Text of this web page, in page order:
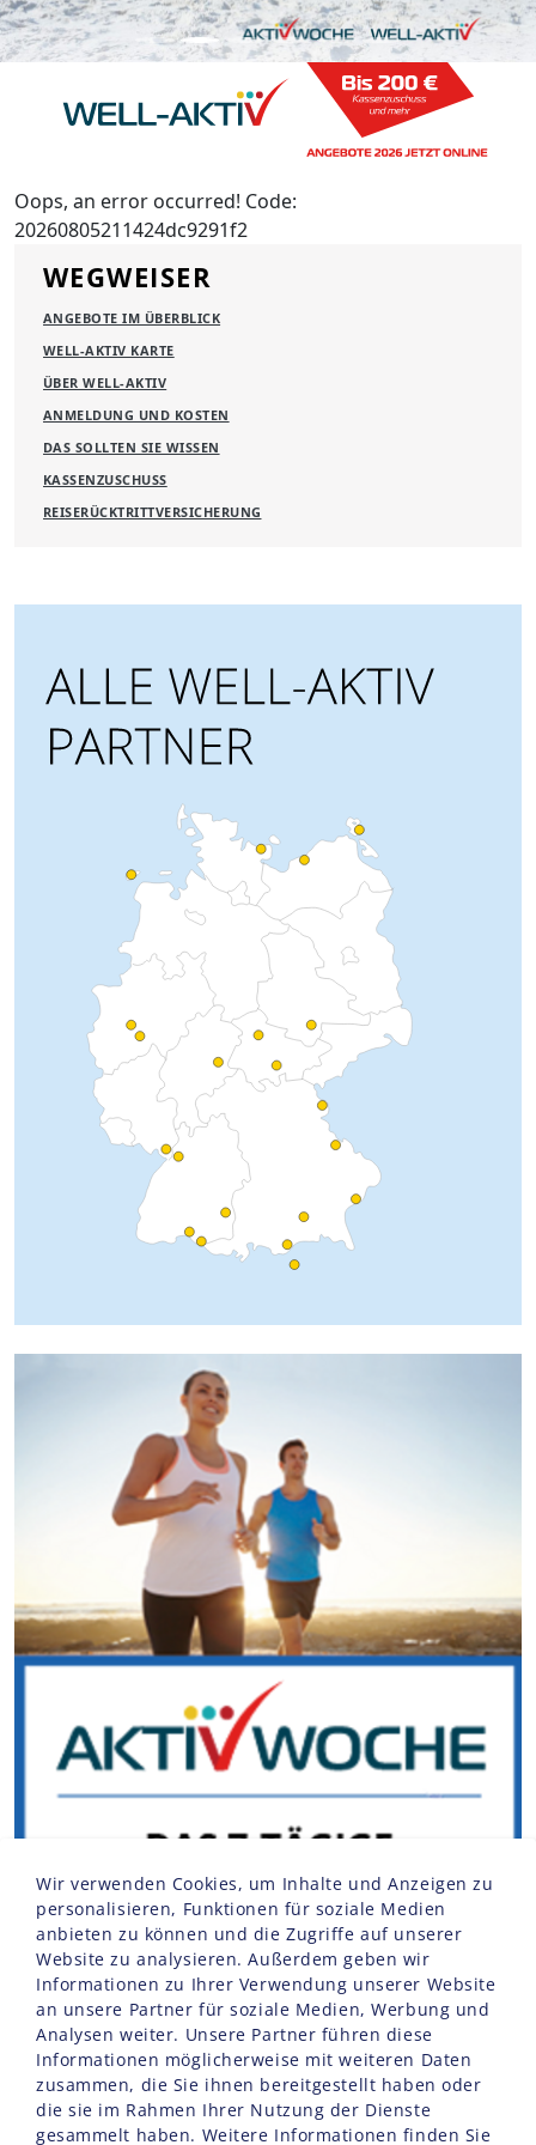
Oops, an error occurred! Code:
20260805211424dc9291f2
WEGWEISER
ANGEBOTE IM ÜBERBLICK
WELL-AKTIV KARTE
ÜBER WELL-AKTIV
ANMELDUNG UND KOSTEN
DAS SOLLTEN SIE WISSEN
KASSENZUSCHUSS
REISERÜCKTRITTVERSICHERUNG
Wir verwenden Cookies, um Inhalte und Anzeigen zu
personalisieren, Funktionen für soziale Medien
anbieten zu können und die Zugriffe auf unserer
Website zu analysieren. Außerdem geben wir
Informationen zu Ihrer Verwendung unserer Website
an unsere Partner für soziale Medien, Werbung und
Analysen weiter. Unsere Partner führen diese
Informationen möglicherweise mit weiteren Daten
zusammen, die Sie ihnen bereitgestellt haben oder
die sie im Rahmen Ihrer Nutzung der Dienste
gesammelt haben. Weitere Informationen finden Sie